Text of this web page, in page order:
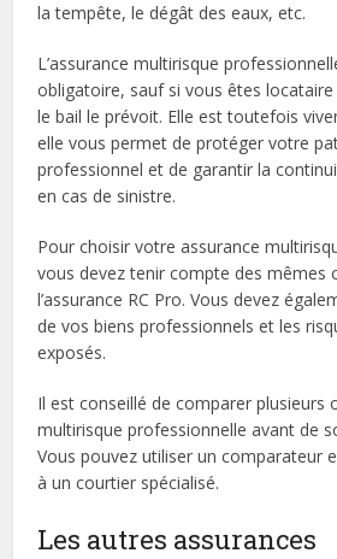
la tempête, le dégât des eaux, etc.
L’assurance multirisque
obligatoire, sauf si vous êtes
le bail le prévoit. Elle est toutefois
elle vous permet de protéger votre
professionnel et de garantir la
en cas de sinistre.
Pour choisir votre assurance
vous devez tenir compte des mêmes
l’assurance RC Pro. Vous devez
de vos biens professionnels et les
exposés.
Il est conseillé de comparer plusieurs
multirisque professionnelle avant de
Vous pouvez utiliser un comparateur
à un courtier spécialisé.
Les autres assurances